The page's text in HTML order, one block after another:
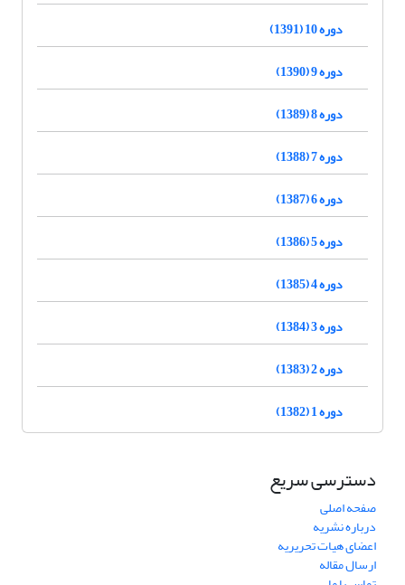
دوره 10 (1391)
دوره 9 (1390)
دوره 8 (1389)
دوره 7 (1388)
دوره 6 (1387)
دوره 5 (1386)
دوره 4 (1385)
دوره 3 (1384)
دوره 2 (1383)
دوره 1 (1382)
دسترسی سریع
صفحه اصلی
درباره نشریه
اعضای هیات تحریریه
ارسال مقاله